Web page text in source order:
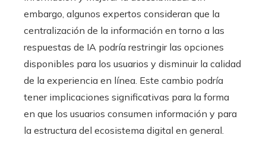
embargo, algunos expertos consideran que la
centralización de la información en torno a las
respuestas de IA podría restringir las opciones
disponibles para los usuarios y disminuir la calidad
de la experiencia en línea. Este cambio podría
tener implicaciones significativas para la forma
en que los usuarios consumen información y para
la estructura del ecosistema digital en general.